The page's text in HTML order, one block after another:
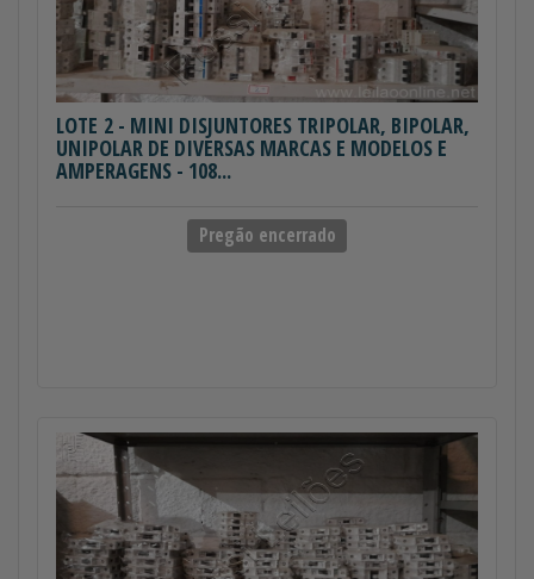
LOTE 2 - MINI DISJUNTORES TRIPOLAR, BIPOLAR,
UNIPOLAR DE DIVERSAS MARCAS E MODELOS E
AMPERAGENS - 108...
Pregão encerrado